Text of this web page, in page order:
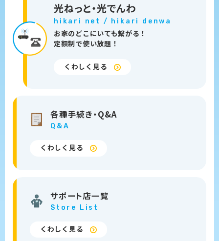
光ねっと・光でんわ
hikari net / hikari denwa
お家のどこにいても繋がる！
定額制で使い放題！
くわしく見る
各種手続き・Q&A
Q&A
くわしく見る
サポート店一覧
Store List
くわしく見る